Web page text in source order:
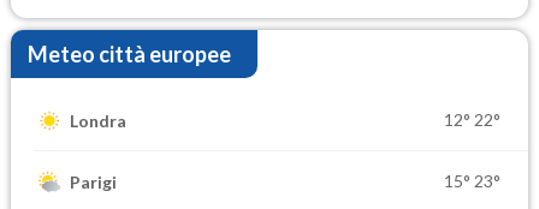
Meteo città europee
Londra 12° 22°
Parigi 15° 23°